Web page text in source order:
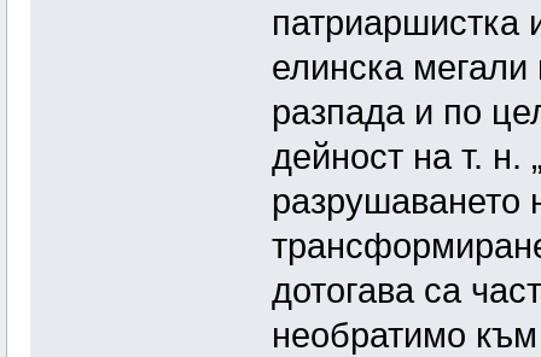
патриаршистка
елинска
разпада и по
дейност на т. н.
разрушаването
дотогава са
необратимо